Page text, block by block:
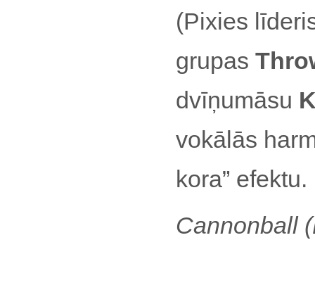
(Pixies
grupas
dvīņumāsu
vokālās
kora” efektu.
Cannonball